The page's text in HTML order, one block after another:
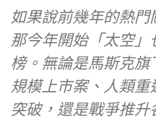
如果說前幾年的熱門
那今年開始「太空
榜。無論是馬斯克旗
規模上市案、人類
突破，還是戰爭推